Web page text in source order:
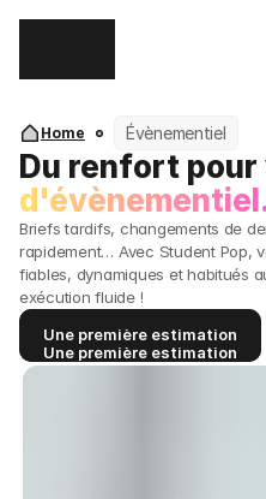
Home Évènementiel
Du renfort
Briefs tardifs, changements de
rapidement… Avec Student Pop,
fiables, dynamiques et habitués
exécution fluide !
Une première estimation
Une première estimation